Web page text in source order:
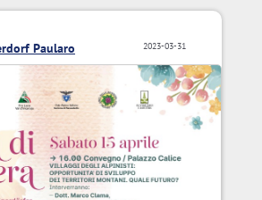
2023-03-31
Paularo